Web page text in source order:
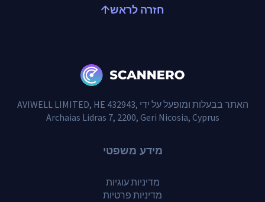
חזרה לראש
האתר בבעלות ומופעל על ידי AVIWELL LIMITED, HE 432943,
Archaias Lidras 7, 2200, Geri Nicosia, Cyprus
מידע משפטי
מדיניות עוגיות
מדיניות פרטיות